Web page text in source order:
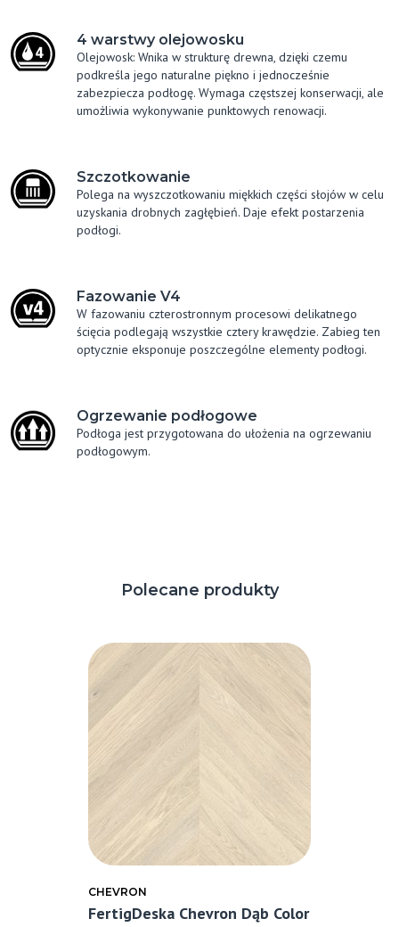
4 warstwy olejowosku
Olejowosk: Wnika w strukturę drewna, dzięki czemu
podkreśla jego naturalne piękno i jednocześnie
zabezpiecza podłogę. Wymaga częstszej konserwacji, ale
umożliwia wykonywanie punktowych renowacji.
Szczotkowanie
Polega na wyszczotkowaniu miękkich części słojów w celu
uzyskania drobnych zagłębień. Daje efekt postarzenia
podłogi.
Fazowanie V4
W fazowaniu czterostronnym procesowi delikatnego
ścięcia podlegają wszystkie cztery krawędzie. Zabieg ten
optycznie eksponuje poszczególne elementy podłogi.
Ogrzewanie podłogowe
Podłoga jest przygotowana do ułożenia na ogrzewaniu
podłogowym.
Polecane produkty
CHEVRON
FertigDeska Chevron Dąb Color